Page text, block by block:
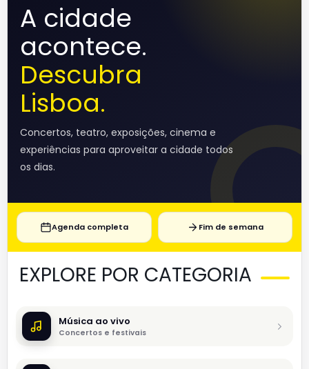
A cidade
acontece.
Descubra
Lisboa.
Concertos, teatro, exposições, cinema e
experiências para aproveitar a cidade todos
os dias.
Agenda completa Fim de semana
EXPLORE POR CATEGORIA
Música ao vivo
Concertos e festivais